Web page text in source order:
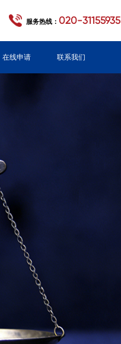
服务热线： 020-31155935
在线申请 联系我们